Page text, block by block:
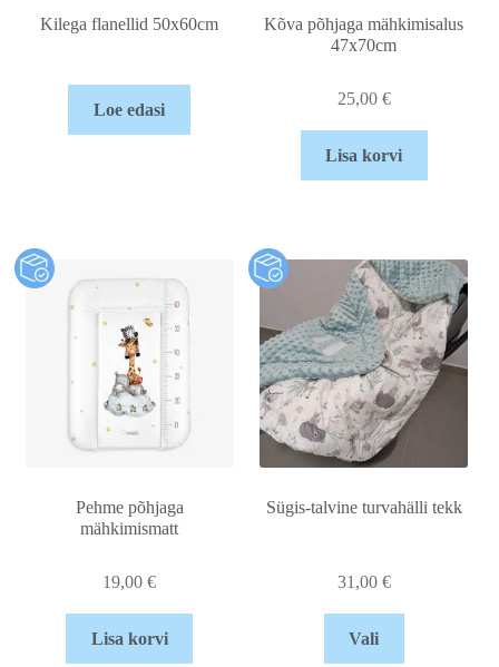
Kilega flanellid 50x60cm
Loe edasi
Kõva põhjaga mähkimisalus
47x70cm
25,00 €
Lisa korvi
Pehme põhjaga
mähkimismatt
19,00€
Lisa korvi
Sügis-talvine turvahälli tekk
31,00 €
Vali